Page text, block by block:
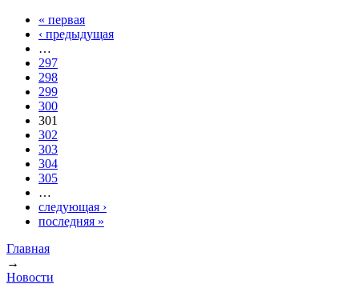
Страницы
« первая
‹ предыдущая
…
297
298
299
300
301
302
303
304
305
…
следующая ›
последняя »
Вы здесь
Главная
→
Новости